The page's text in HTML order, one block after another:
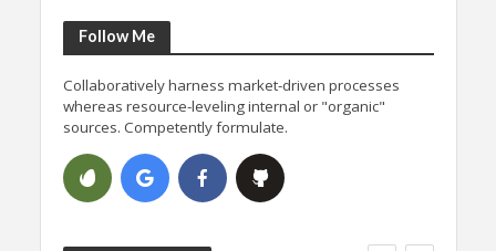
Follow Me
Collaboratively harness market-driven processes
whereas resource-leveling internal or "organic"
sources. Competently formulate.